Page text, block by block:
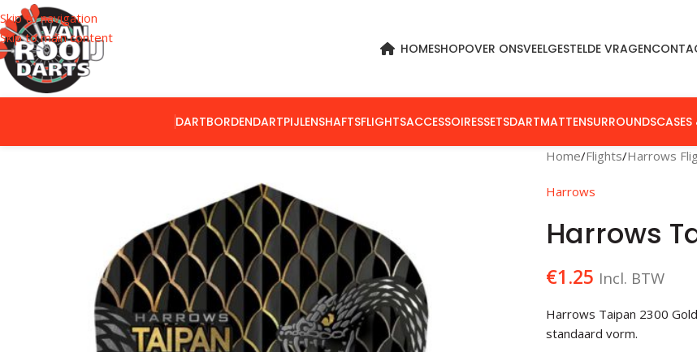
Skip to navigation
Skip to main content
HOMESHOPOVER ONSVEELGESTELDE VRAGEN
DARTBORDENDARTPIJLENSHAFTSFLIGHTSACCESSOIRESSETSDARTMATTENSURROUNDSCASES
Home Flights Harrows
Harrows
Harrows
€1.25 Incl. BTW
Harrows Taipan 2300
standaard vorm.